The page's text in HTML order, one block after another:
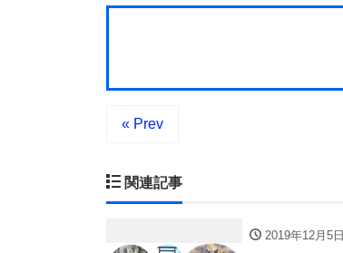
« Prev
関連記事
2019年12月5日